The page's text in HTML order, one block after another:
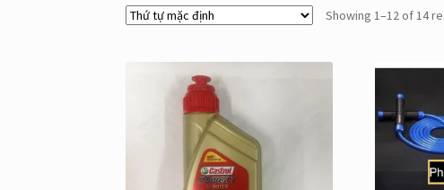
Showing 1–12 of 14